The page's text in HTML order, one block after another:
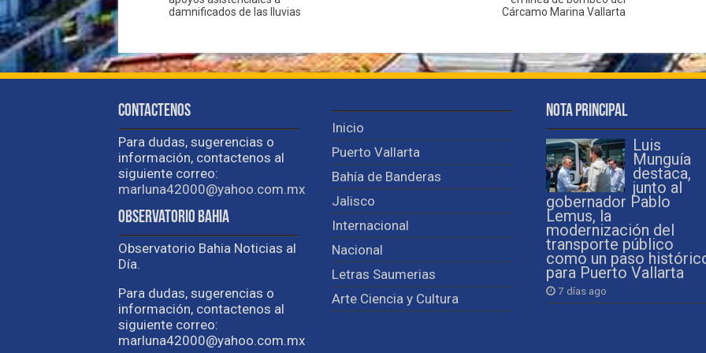
damnificados de las lluvias
Cárcamo Marina Vallarta
Contactenos
Para dudas, sugerencias o
información, contactenos al
siguiente correo:
marluna42000@yahoo.com.mx
Observatorio Bahia
Observatorio Bahia Noticias al
Día.
Para dudas, sugerencias o
información, contactenos al
siguiente correo:
marluna42000@yahoo.com.mx
Inicio
Puerto Vallarta
Bahía de Banderas
Jalisco
Internacional
Nacional
Letras Saumerias
Arte Ciencia y Cultura
Nota Principal
Luis
Munguía
destaca,
junto al
gobernador Pablo
Lemus, la
modernización del
transporte público
como un paso
para Puerto Vallarta
7 días ago